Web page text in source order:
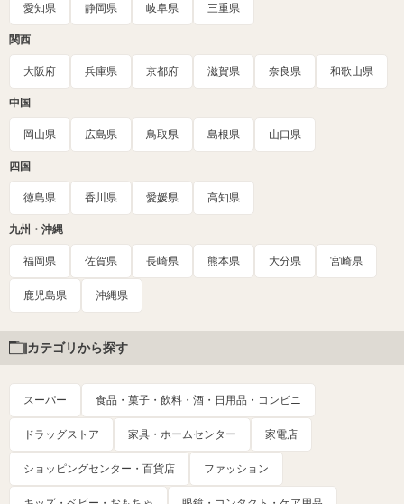
愛知県 静岡県 岐阜県 三重県
関西
大阪府 兵庫県 京都府 滋賀県 奈良県 和歌山県
中国
岡山県 広島県 鳥取県 島根県 山口県
四国
徳島県 香川県 愛媛県 高知県
九州・沖縄
福岡県 佐賀県 長崎県 熊本県 大分県 宮崎県
鹿児島県 沖縄県
カテゴリから探す
スーパー 食品・菓子・飲料・酒・日用品・コンビニ
ドラッグストア 家具・ホームセンター 家電店
ショッピングセンター・百貨店 ファッション